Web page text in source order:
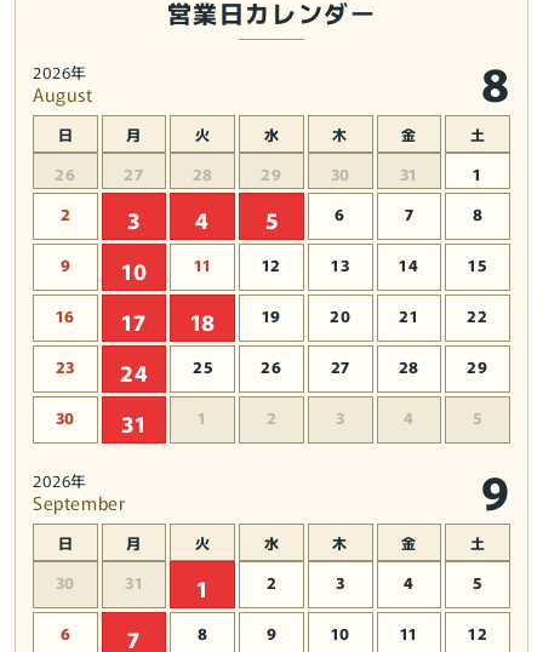
営業日カレンダー
2026年
August 8
日 月 火 水 木 金 土
26 27 28 29 30 31
1
2
3 4 5 6 7 8
9 10 11 12 13 14 15
16 17 18 19 20 21 22
23 24 25 26 27 28 29
30 31 1 2 3 4 5
2026年
September 9
日 月 火 水 木 金 土
30 31 1 2 3 4 5
6 7 8 9 10 11 12